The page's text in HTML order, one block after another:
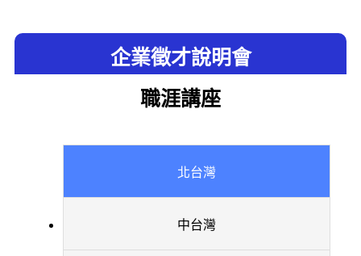
企業徵才說明會
職涯講座
北台灣
中台灣